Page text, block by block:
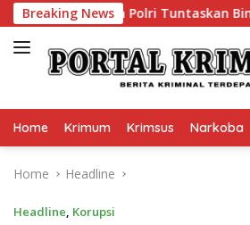
Skip
to
content
Breaking News
Polri Tuntaskan Bintek SMP di
Home Krimum Krimsus Narkoba
Home Headline
Headline, Korupsi